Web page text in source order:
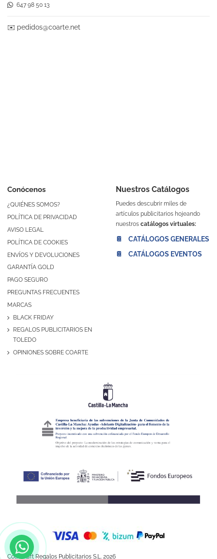
Conócenos
¿QUIÉNES SOMOS?
POLÍTICA DE PRIVACIDAD
AVISO LEGAL
POLÍTICA DE COOKIES
ENVÍOS Y DEVOLUCIONES
GARANTÍA GOLD
PAGO SEGURO
PREGUNTAS FRECUENTES
MARCAS
BLACK FRIDAY
REGALOS PUBLICITARIOS EN
TOLEDO
OPINIONES SOBRE COARTE
Nuestros Catálogos
Puedes descubrir miles de
artículos publicitarios hojeando
nuestros catálogos virtuales:
📔 CATÁLOGOS GENERALES
📔 CATÁLOGOS EVENTOS
647 98 50 13
✉️ pedidos@coarte.net
Coartegift Regalos Publicitarios S.L. 2026